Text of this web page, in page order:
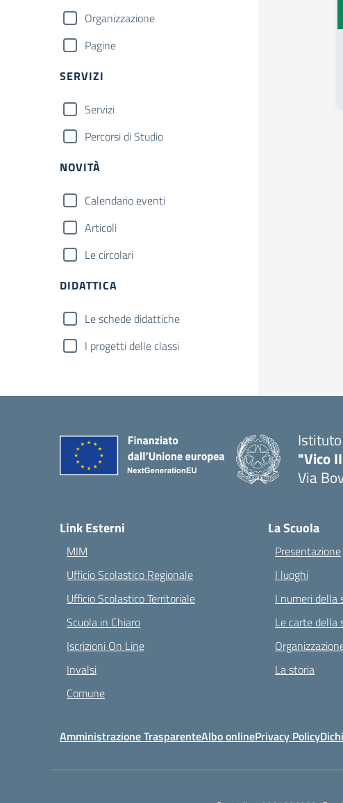
Organizzazione
Pagine
SERVIZI
Servizi
Percorsi di Studio
NOVITÀ
Calendario eventi
Articoli
Le circolari
DIDATTICA
Le schede didattiche
I progetti delle classi
"Vico
Via
Link Esterni
MIM
Ufficio Scolastico Regionale
Ufficio Scolastico Territoriale
Scuola in Chiaro
Iscrizioni On Line
Invalsi
Comune
La Scuola
Presentazione
I luoghi
I numeri della
Le carte della
La storia
Amministrazione TrasparenteAlbo onlinePrivacy Policy